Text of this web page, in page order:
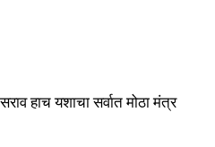
हाच यशाचा सर्वात मोठा मंत्र